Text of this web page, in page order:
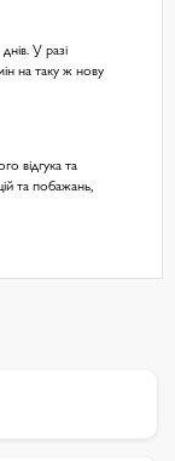
У разі
на таку ж нову
відгука та
та побажань,